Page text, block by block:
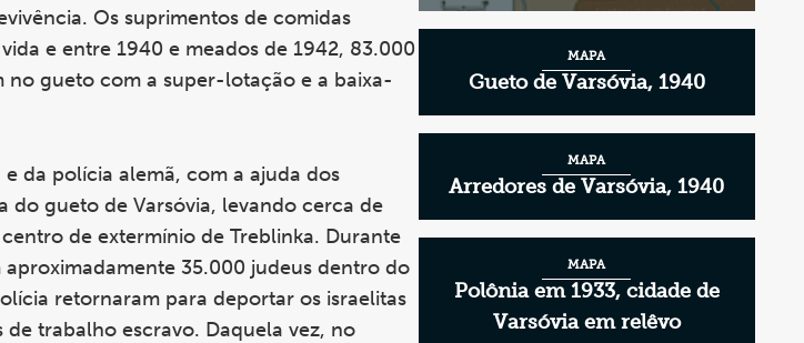
Os suprimentos de comidas
e entre 1940 e meados de 1942, 83.000
no gueto com a super-lotação e a baixa-
e da polícia alemã, com a ajuda dos
do gueto de Varsóvia, levando cerca de
de extermínio de Treblinka. Durante
aproximadamente 35.000 judeus dentro do
retornaram para deportar os israelitas
trabalho escravo. Daquela vez, no
Gueto de Varsóvia, 1940
MAPA
Arredores de Varsóvia, 1940
MAPA
Polônia em 1933, cidade de
Varsóvia em relêvo
MAPA